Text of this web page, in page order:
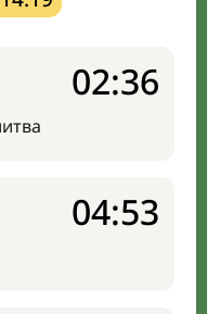
02:36
04:53